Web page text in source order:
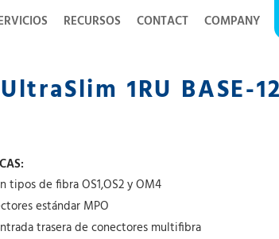
RECURSOS CONTACT COMPANY
1RU BASE-
tipos de fibra OS1,OS2 y OM4
estándar MPO
trasera de conectores multifibra